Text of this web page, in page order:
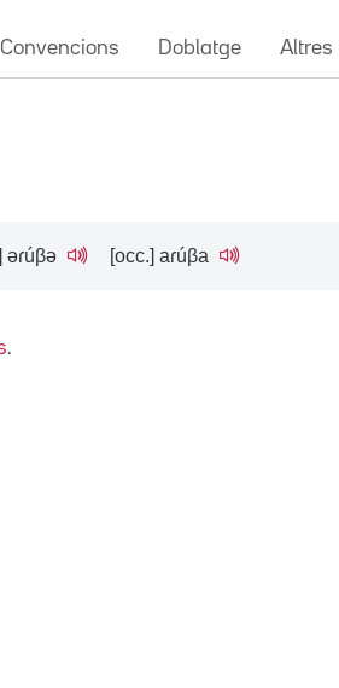
Convencions Doblatge Altres
əɾúβə [occ.] aɾúβa
.